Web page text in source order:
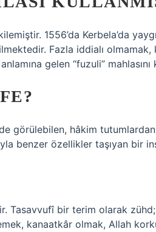
1556’da Kerbela’da
Fazla iddialı
gelen “fuzuli” mahlasını
görülebilen, hâkim
benzer özellikler taşıyan bir
Tasavvufî bir terim olarak
kanaatkâr olmak, Allah